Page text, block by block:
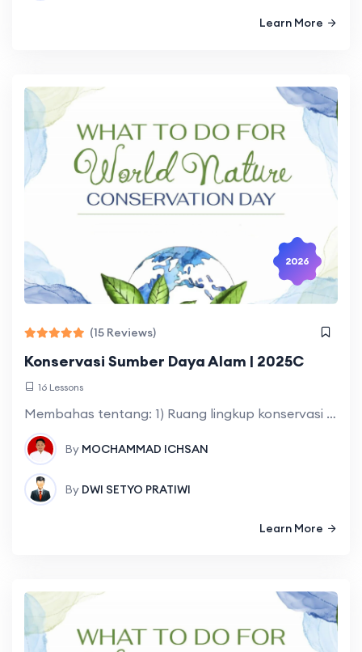
Learn More
2026
(15 Reviews)
Konservasi Sumber Daya Alam | 2025C
16 Lessons
Membahas tentang: 1) Ruang lingkup konservasi yang meliputi: Pengertian, tujuan, manfaat dan upaya-upaya konservasi sumber daya alam dan lingkungan (SDAL); 2) Etika lingkungan yang meliputi:
By MOCHAMMAD ICHSAN
By DWI SETYO PRATIWI
Learn More